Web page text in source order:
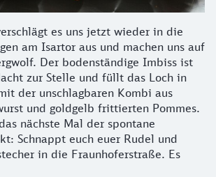
es uns jetzt wieder in die
am Isartor aus und machen uns auf
Der bodenständige Imbiss ist
zur Stelle und füllt das Loch in
der unschlagbaren Kombi aus
und goldgelb frittierten Pommes.
nächste Mal der spontane
Schnappt euch euer Rudel und
in die Fraunhoferstraße. Es